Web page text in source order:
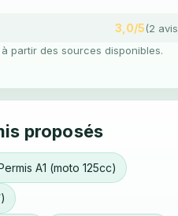
3,0/5(2
partir des sources disponibles.
proposés
A1 (moto 125cc)